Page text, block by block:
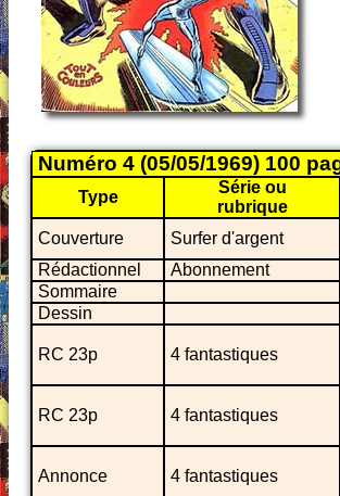
Numéro 4 (05/05/1969) 100
Type
Série ou
rubrique
Couverture
Surfer d'argent
Rédactionnel
Abonnement
Sommaire
Dessin
RC 23p 4 fantastiques
RC 23p 4 fantastiques
Annonce 4 fantastiques